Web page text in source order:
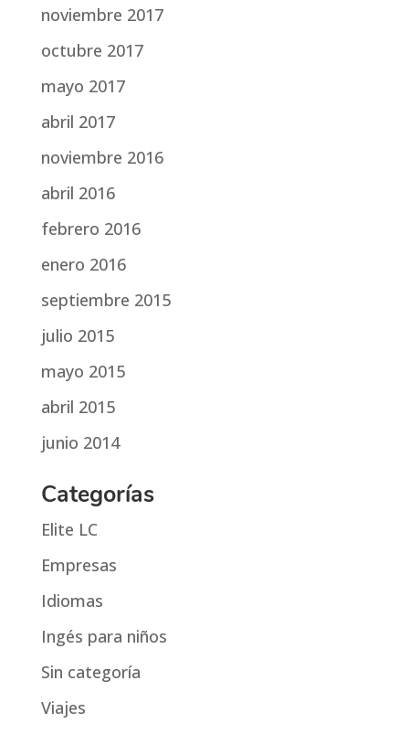
noviembre 2017
octubre 2017
mayo 2017
abril 2017
noviembre 2016
abril 2016
febrero 2016
enero 2016
septiembre 2015
julio 2015
mayo 2015
abril 2015
junio 2014
Categorías
Elite LC
Empresas
Idiomas
Ingés para niños
Sin categoría
Viajes